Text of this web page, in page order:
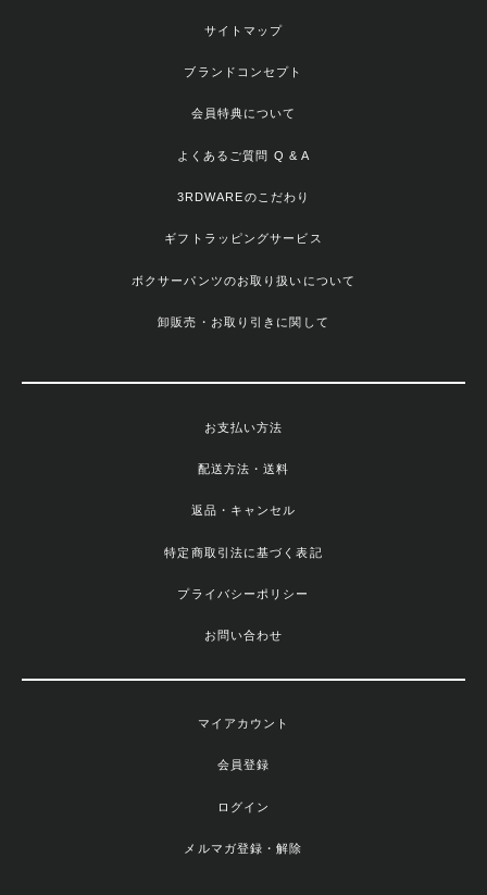
サイトマップ
ブランドコンセプト
会員特典について
よくあるご質問 Q & A
3RDWAREのこだわり
ギフトラッピングサービス
ボクサーパンツのお取り扱いについて
卸販売・お取り引きに関して
お支払い方法
配送方法・送料
返品・キャンセル
特定商取引法に基づく表記
プライバシーポリシー
お問い合わせ
マイアカウント
会員登録
ログイン
メルマガ登録・解除